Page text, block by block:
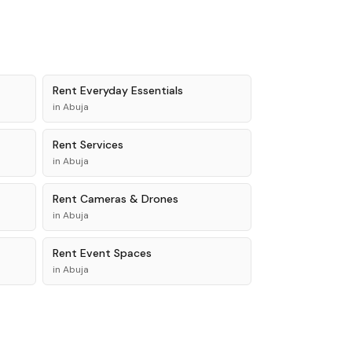
Rent Everyday Essentials
in Abuja
Rent Services
in Abuja
Rent Cameras & Drones
in Abuja
Rent Event Spaces
in Abuja